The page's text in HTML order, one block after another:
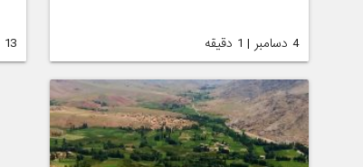
4 دسامبر | 1 دقیقه 13 نوامبر | 1 دقیقه